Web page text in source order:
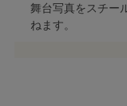
舞台写真をスチー
ねます。